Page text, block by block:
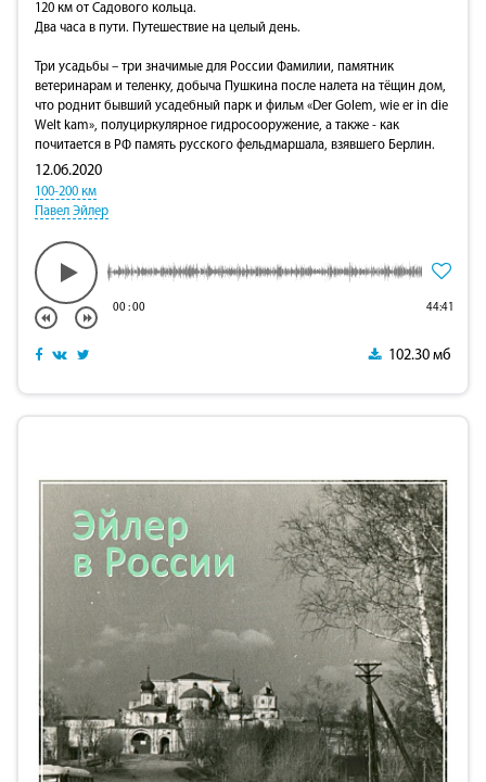
120 км от Садового кольца.
Два часа в пути. Путешествие на целый день.
Три усадьбы – три значимые для России Фамилии, памятник
ветеринарам и теленку, добыча Пушкина после налета на тёщин дом,
что роднит бывший усадебный парк и фильм «Der Golem, wie er in die
Welt kam», полуциркулярное гидросооружение, а также - как
почитается в РФ память русского фельдмаршала, взявшего Берлин.
12.06.2020
100-200 км
Павел Эйлер
00:00 44:41
102.30 мб